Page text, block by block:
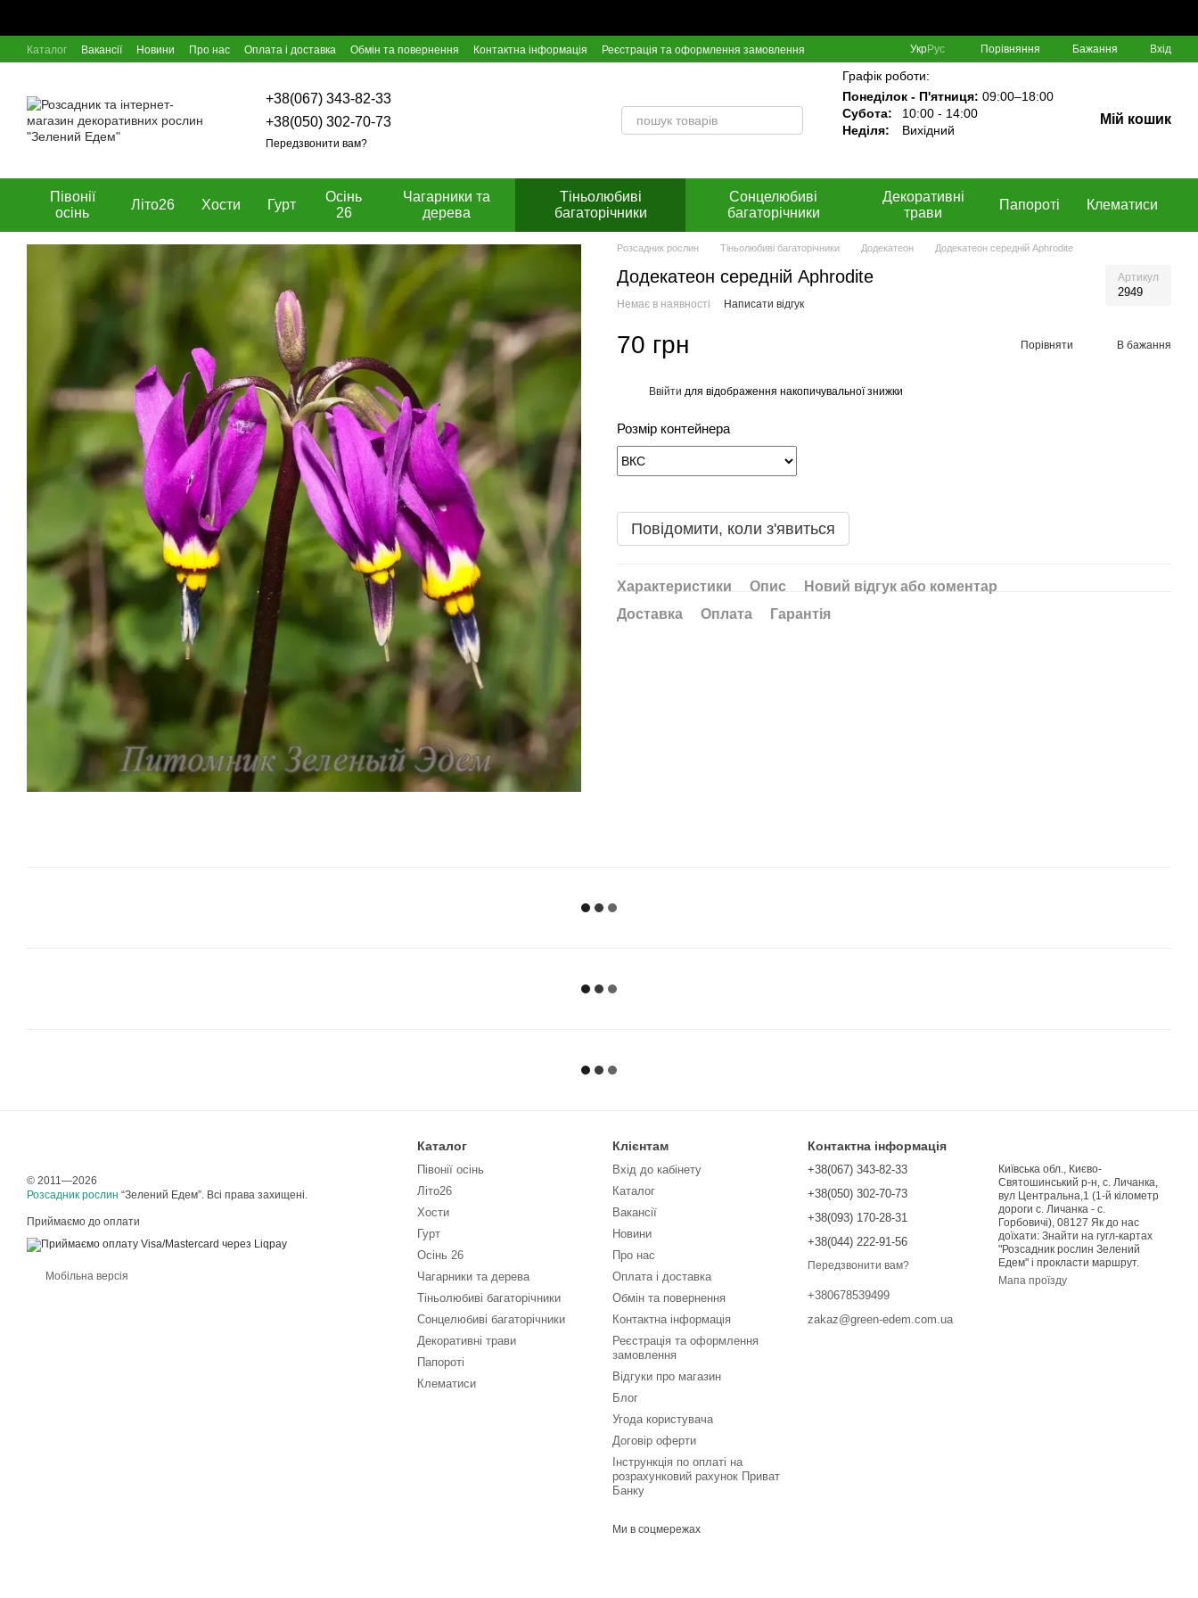
Каталог Вакансії Новини Про нас Оплата і доставка Обмін та повернення Контактна інформація
Реєстрація та оформлення замовлення
УкрРус Порівняння Бажання Вхід
+38(067) 343-82-33
+38(050) 302-70-73
Передзвонити вам?
Графік роботи:
Понеділок - П'ятниця: 09:00–18:00
Субота:
10:00 - 14:00
Неділя:
Вихідний
Мій кошик
Півонії
осінь
Літо26 Хости Гурт
Осінь
26
Чагарники та
дерева
Тіньолюбиві
багаторічники
Сонцелюбиві
багаторічники
Декоративні
трави
Папороті Клематиси
Розсадник рослин Тіньолюбиві багаторічники Додекатеон Додекатеон середній Aphrodite
Додекатеон середній Aphrodite Артикул
2949
Немає в наявності Написати відгук
70 грн Порівняти В бажання
Ввійти для відображення накопичувальної знижки
Розмір контейнера
Повідомити, коли з'явиться
Характеристики Опис
Новий відгук або коментар
Доставка
Оплата Гарантія
© 2011—2026
Розсадник рослин “Зелений Едем”. Всі права захищені.
Приймаємо до оплати
Мобільна версія
Каталог
Півонії осінь
Літо26
Хости
Гурт
Осінь 26
Чагарники та дерева
Тіньолюбиві багаторічники
Сонцелюбиві багаторічники
Декоративні трави
Папороті
Клематиси
Клієнтам
Вхід до кабінету
Каталог
Вакансії
Новини
Про нас
Оплата і доставка
Обмін та повернення
Контактна інформація
Реєстрація та оформлення
замовлення
Відгуки про магазин
Блог
Угода користувача
Договір оферти
Інстрункція по оплаті на
розрахунковий рахунок Приват
Банку
Ми в соцмережах
Контактна інформація
+38(067) 343-82-33
+38(050) 302-70-73
+38(093) 170-28-31
+38(044) 222-91-56
Передзвонити вам?
+380678539499
zakaz@green-edem.com.ua
Київська обл., Києво-
Святошинський р-н, с. Личанка,
вул Центральна,1 (1-й кілометр
дороги с. Личанка - с.
Горбовичі), 08127 Як до нас
доїхати: Знайти на гугл-картах
"Розсадник рослин Зелений
Едем" і прокласти маршрут.
Мапа проїзду